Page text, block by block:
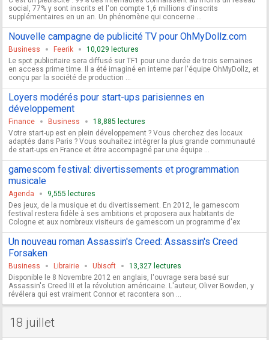
social, 77% y sont inscrits et l'on compte 1,6 millions d'inscrits
supplémentaires en un an. Un phénomène qui concerne ...
Nouvelle campagne de publicité TV pour OhMyDollz.com
Business Feerik
10,029 lectures
Le spot publicitaire sera diffusé sur TF1 pour une durée de trois semaines
en access prime time. Il a été imaginé en interne par l'équipe OhMyDollz, et
conçu par la société de production ...
Loyers modérés pour start-ups parisiennes en
développement
Finance Business
18,885 lectures
Votre start-up est en plein développement ? Vous cherchez des locaux
adaptés dans Paris ? Vous souhaitez intégrer la plus grande communauté
de start-ups en France et être accompagné par une équipe ...
gamescom festival: divertissements et programmation
musicale
Agenda
9,555 lectures
Des jeux, de la musique et du divertissement. En 2012, le gamescom
festival restera fidèle à ses ambitions et proposera aux habitants de
Cologne et aux nombreux visiteurs de gamescom un programme d'ex
Un nouveau roman Assassin's Creed: Assassin's Creed
Forsaken
Business Librairie Ubisoft
13,327 lectures
Disponible le 8 Novembre 2012 en anglais, l'ouvrage sera basé sur
Assassin's Creed III et la révolution américaine. L'auteur, Oliver Bowden, y
révélera qui est vraiment Connor et racontera son ...
18 juillet